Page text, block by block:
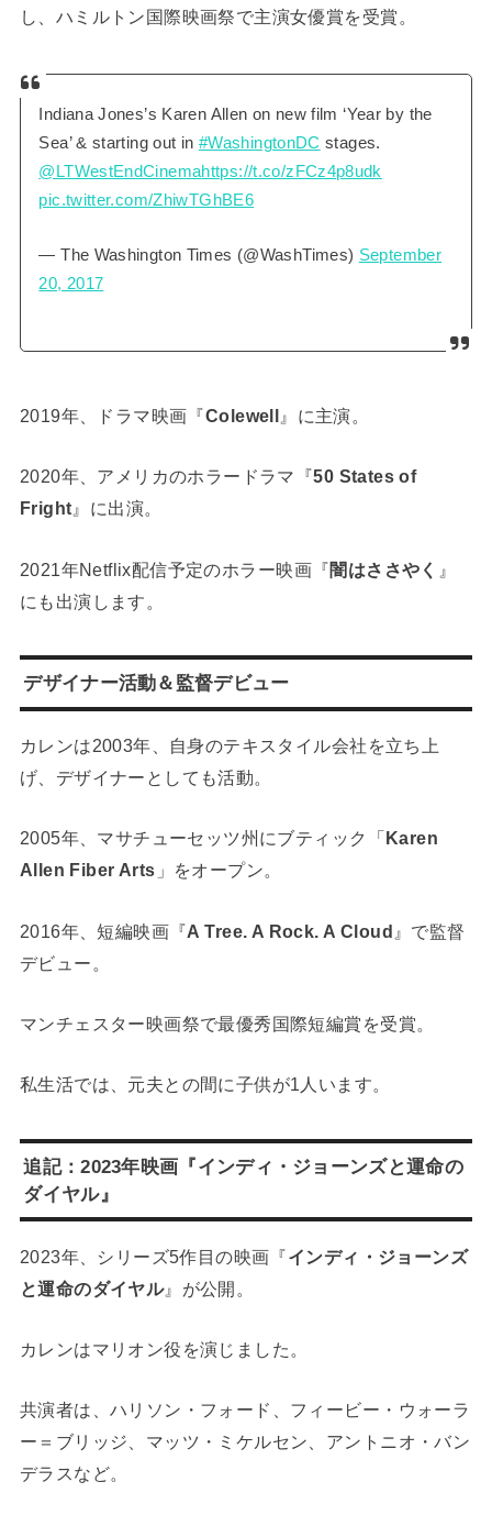
し、ハミルトン国際映画祭で主演女優賞を受賞。
Indiana Jones’s Karen Allen on new film ‘Year by the
Sea’ & starting out in #WashingtonDC stages.
@LTWestEndCinemahttps://t.co/zFCz4p8udk
pic.twitter.com/ZhiwTGhBE6
— The Washington Times (@WashTimes) September
20, 2017
2019年、ドラマ映画『Colewell 』に主演。
2020年、アメリカのホラードラマ『50 States of
Fright 』に出演。
2021年Netflix配信予定のホラー映画『闇はささやく 』
にも出演します。
デザイナー活動＆監督デビュー
カレンは2003年、自身のテキスタイル会社を立ち上
げ、デザイナーとしても活動。
2005年、マサチューセッツ州にブティック「 Karen
Allen Fiber Arts 」をオープン。
2016年、短編映画『A Tree. A Rock. A Cloud 』で監督
デビュー。
マンチェスター映画祭で最優秀国際短編賞を受賞。
私生活では、元夫との間に子供が1人います。
追記：2023年映画『インディ・ジョーンズと運命の
ダイヤル』
2023年、シリーズ5作目の映画『インディ・ジョーンズ
と運命のダイヤル』が公開。
カレンはマリオン役を演じました。
共演者は、ハリソン・フォード、フィービー・ウォーラ
ー＝ブリッジ、マッツ・ミケルセン、アントニオ・バン
デラスなど。